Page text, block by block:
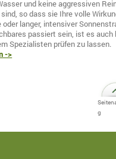
und keine aggressiven
so dass sie Ihre volle
oder langer, intensiver
passiert sein, ist es
Spezialisten prüfen zu lassen.
->
g